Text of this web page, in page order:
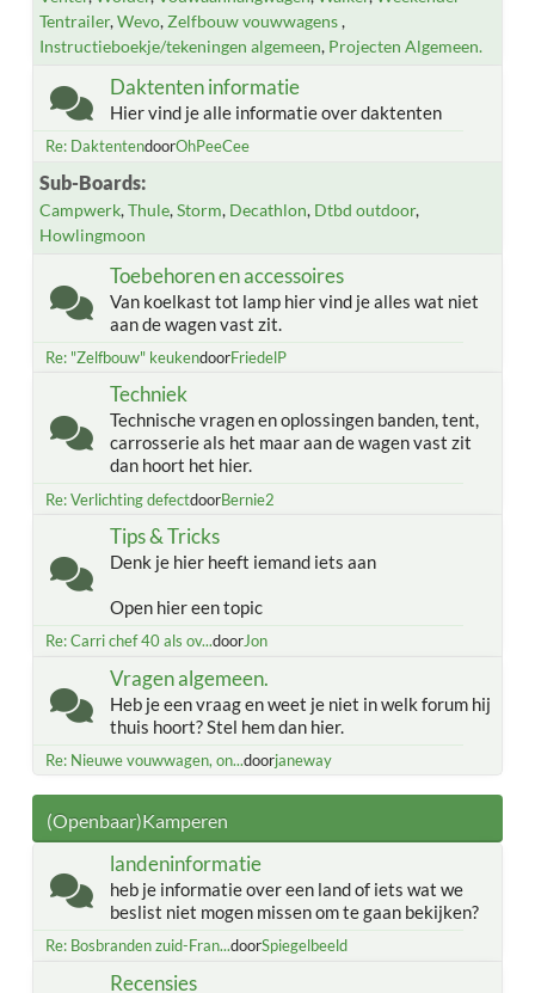
Tentrailer Wevo Zelfbouw vouwwagens
Instructieboekje/tekeningen algemeen Projecten Algemeen.
Daktenten informatie
Hier vind je alle informatie over daktenten
Re: DaktentendoorOhPeeCee
Sub-Boards
Campwerk Thule Storm Decathlon Dtbd outdoor
Howlingmoon
Toebehoren en accessoires
Van koelkast tot lamp hier vind je alles wat niet
aan de wagen vast zit.
Re: "Zelfbouw" keukendoorFriedelP
Techniek
Technische vragen en oplossingen banden, tent,
carrosserie als het maar aan de wagen vast zit
dan hoort het hier.
Re: Verlichting defectdoorBernie2
Tips & Tricks
Denk je hier heeft iemand iets aan
Open hier een topic
Re: Carri chef 40 als ov...doorJon
Vragen algemeen.
Heb je een vraag en weet je niet in welk forum hij
thuis hoort? Stel hem dan hier.
Re: Nieuwe vouwwagen, on...doorjaneway
(Openbaar)Kamperen
landeninformatie
heb je informatie over een land of iets wat we
beslist niet mogen missen om te gaan bekijken?
Re: Bosbranden zuid-Fran...doorSpiegelbeeld
Recensies